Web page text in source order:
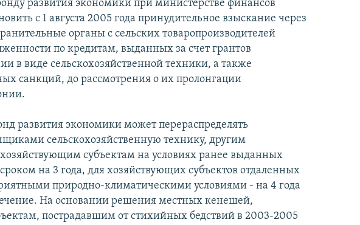
развития экономики при министерстве финансов
с 1 августа 2005 года принудительное взыскание через
органы с сельских товаропроизводителей
по кредитам, выданных за счет грантов
в виде сельскохозяйственной техники, а также
санкций, до рассмотрения о их пролонгации
развития экономики может перераспределять
сельскохозяйственную технику, другим
субъектам на условиях ранее выданных
на 3 года, для хозяйствующих субъектов отдаленных
природно-климатическими условиями - на 4 года
На основании решения местных кенешей,
пострадавшим от стихийных бедствий в 2003-2005